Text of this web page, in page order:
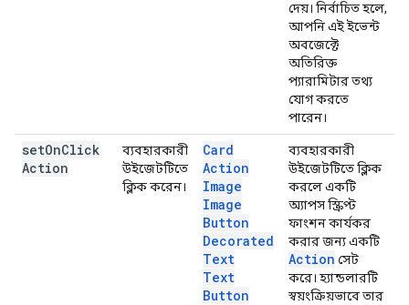
দেয়। নির্বাচিত হলে,
আপনি এই ইভেন্ট
অবজেক্টে
অতিরিক্ত
প্যারামিটার তথ্য
যোগ করতে
পারেন।
setOnClick
Action
ব্যবহারকারী
উইজেটটিতে
ক্লিক করেন।
Card
Action
Image
Image
Button
Decorated
Text
Text
Button
ব্যবহারকারী
উইজেটটিতে ক্লিক
করলে একটি
অ্যাপস স্ক্রিপ্ট
ফাংশন কার্যকর
করার জন্য একটি
Action সেট
করে। হ্যান্ডলারটি
স্বয়ংক্রিয়ভাবে তার